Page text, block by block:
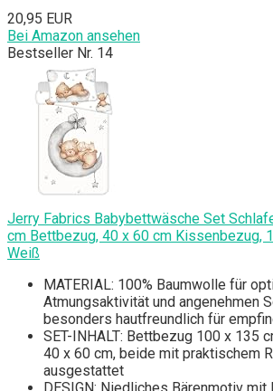
20,95 EUR
Bei Amazon ansehen
Bestseller Nr. 14
Jerry Fabrics Babybettwäsche Set
cm Bettbezug, 40 x 60 cm Kissenbezug,
Weiß
MATERIAL: 100% Baumwolle für
Atmungsaktivität und angenehmen
besonders hautfreundlich für
SET-INHALT: Bettbezug 100 x 135
40 x 60 cm, beide mit praktischem
ausgestattet